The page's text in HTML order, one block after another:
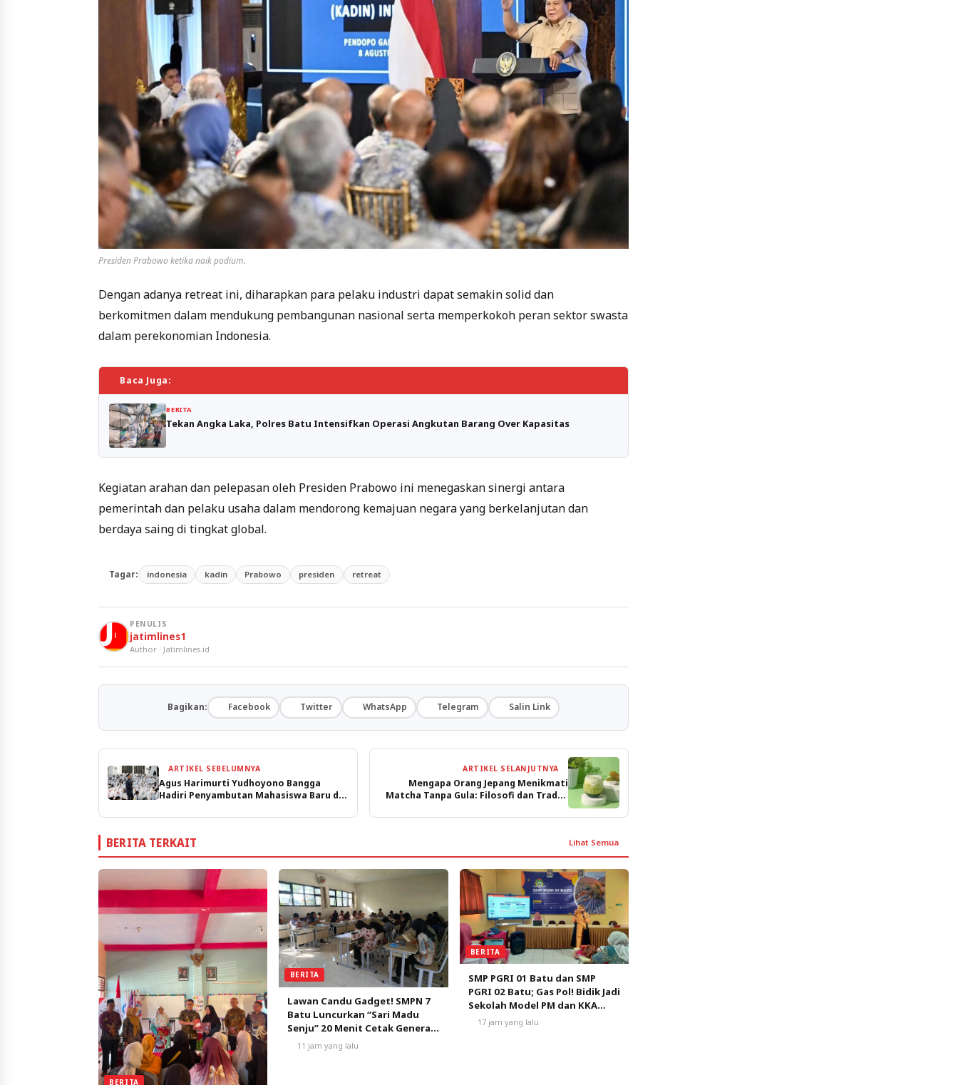
Presiden Prabowo ketika naik podium.
Dengan adanya retreat ini, diharapkan para pelaku industri dapat semakin solid dan
berkomitmen dalam mendukung pembangunan nasional serta memperkokoh peran sektor swasta
dalam perekonomian Indonesia.
Baca Juga:
BERITA
Tekan Angka Laka, Polres Batu Intensifkan Operasi Angkutan Barang Over Kapasitas
Kegiatan arahan dan pelepasan oleh Presiden Prabowo ini menegaskan sinergi antara
pemerintah dan pelaku usaha dalam mendorong kemajuan negara yang berkelanjutan dan
berdaya saing di tingkat global.
Tagar: indonesia kadin Prabowo presiden retreat
PENULIS
jatimlines1
Author · Jatimlines.id
Bagikan: Facebook Twitter WhatsApp Telegram Salin Link
ARTIKEL SEBELUMNYA
Agus Harimurti Yudhoyono Bangga
Hadiri Penyambutan Mahasiswa Baru di
ARTIKEL SELANJUTNYA
Mengapa Orang Jepang Menikmati
Matcha Tanpa Gula: Filosofi dan Tradisi
BERITA TERKAIT Lihat Semua
BERITA
BERITA
Lawan Candu Gadget! SMPN 7
Batu Luncurkan “Sari Madu
Senju” 20 Menit Cetak Generasi
Pembaca
11 jam yang lalu
BERITA
SMP PGRI 01 Batu dan SMP
PGRI 02 Batu; Gas Pol! Bidik Jadi
Sekolah Model PM dan KKA
Pertama di Kota Batu
17 jam yang lalu